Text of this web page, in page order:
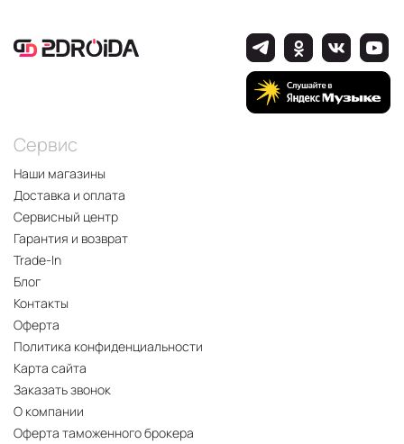
Сервис
Наши магазины
Доставка и оплата
Сервисный центр
Гарантия и возврат
Trade-In
Блог
Контакты
Оферта
Политика конфиденциальности
Карта сайта
Заказать звонок
О компании
Оферта таможенного брокера